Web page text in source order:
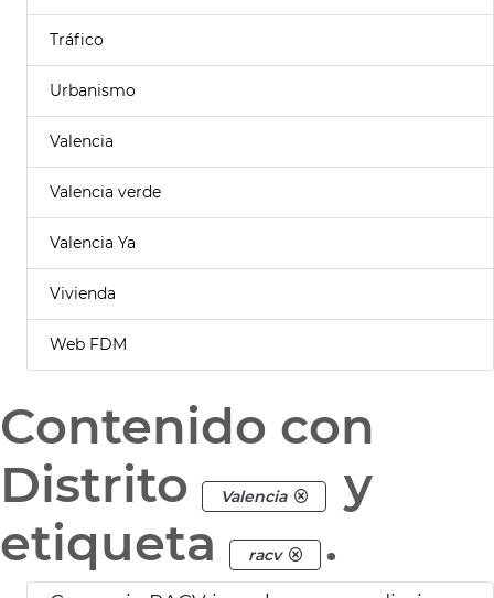
Tráfico
Urbanismo
Valencia
Valencia verde
Valencia Ya
Vivienda
Web FDM
Contenido con
Distrito
Valencia
y
etiqueta
racv .